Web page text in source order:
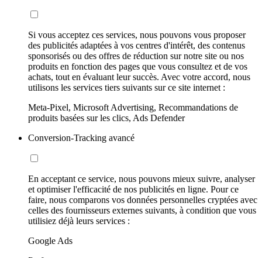
Si vous acceptez ces services, nous pouvons vous proposer
des publicités adaptées à vos centres d'intérêt, des contenus
sponsorisés ou des offres de réduction sur notre site ou nos
produits en fonction des pages que vous consultez et de vos
achats, tout en évaluant leur succès. Avec votre accord, nous
utilisons les services tiers suivants sur ce site internet :
Meta-Pixel, Microsoft Advertising, Recommandations de
produits basées sur les clics, Ads Defender
Conversion-Tracking avancé
En acceptant ce service, nous pouvons mieux suivre, analyser
et optimiser l'efficacité de nos publicités en ligne. Pour ce
faire, nous comparons vos données personnelles cryptées avec
celles des fournisseurs externes suivants, à condition que vous
utilisiez déjà leurs services :
Google Ads